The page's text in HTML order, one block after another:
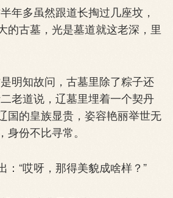
多虽然跟道长掏过几座坟，
的古墓，光是墓道就这老深，里
知故问，古墓里除了粽子还
老道说，辽墓里埋着一个契丹
国的皇族显贵，姿容艳丽举世无
份不比寻常。
“哎呀，那得美貌成啥样？”